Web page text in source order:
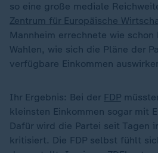
so eine große mediale
Zentrum für Europäische
Mannheim errechnete wie
Wahlen, wie sich die Pläne der
verfügbare Einkommen
Ihr Ergebnis: Bei der FDP
kleinsten Einkommen sogar mit
Dafür wird die Partei seit Tagen
kritisiert. Die FDP selbst fühlt